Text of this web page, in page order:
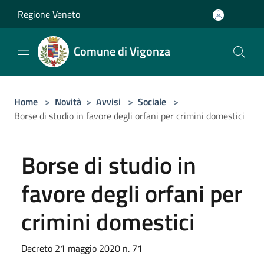
Regione Veneto
Comune di Vigonza
Home > Novità > Avvisi > Sociale >
Borse di studio in favore degli orfani per crimini domestici
Borse di studio in
favore degli orfani per
crimini domestici
Decreto 21 maggio 2020 n. 71